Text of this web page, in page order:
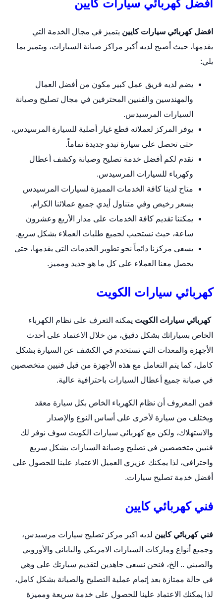
افضل كهربائي سيارات كايين
افضل كهربائي سيارات كايين يتميز في مجال الخدمة التي
يقدمها، حيث أصبح لديه أكبر مراكز صيانة السيارات، ويتميز بما
يلي:
يضم لديه فريق عمل كبير مكون من أفضل العمال
والمهندسين والفنيين المحترفين في مجال تصليح وصيانة
السيارات المرسيدس.
يوفر المركز لعملائه قطع غيار أصلية للسيارة المرسيدس،
حتى تحصل على سيارة تبدو جديدة تماماً.
نقدم لكم أفضل خدمة تصليح وصيانة وكشف أعطال
وكهرباء للسيارات المرسيدس.
متاح لدينا كافة الخدمات المميزة لسيارات المرسيدس
بسعر رخيص وفي متناول أيدي جميع عملائنا الكرام.
يمكننا تقديم كافة الخدمات على مدار الأربع وعشرون
ساعة، حيث نستجيب لجميع طلبات العملاء بشكل سريع.
يسعى مركزنا دائماً نحو تطوير الخدمات التي يقدمها، حتى
يحصل معنا العملاء على كل ما هو جديد ومميز.
كهربائي سيارات الكويت
كهربائي سيارات الكويت يمكنه التعرف على نظام الكهرباء
الخاص بسياراتك بشكل دقيق، من خلال الاعتماد على أحدث
الأجهزة والمعدات التي تستخدم في الكشف عن السيارة بشكل
كامل، كما يتم التعامل مع هذه الأجهزة من قبل فنيين متخصصين
في صيانة جميع أعطال السيارات باحترافية عالية.
فمن المعروف أن نظام الكهرباء الخاص بكل سيارة معقد
ويختلف من سيارة لأخرى على أساس النوع والإصدار
والاستهلاك، ولكن مع كهربائي سيارات الكويت سوف نوفر لك
فنيين متخصصين في تصليح وصيانة السيارات بشكل سريع
واحترافي، لذا يمكنك عزيزي العميل الاعتماد علينا للحصول على
أفضل خدمة تصليح سيارات.
فني كهربائي كايين
فني كهربائي كايين لديه اكبر مركز تصليح سيارات مرسيدس،
وجميع أنواع وماركات السيارات الامريكي والياباني والأوروبي
والصيني .. الخ، فنحن نسعى جاهدين لتقديم سيارتك على وهي
في حالة ممتازة بعد إتمام عملية التصليح والصيانة بشكل كامل،
لذا يمكنك الاعتماد علينا للحصول على خدمة سريعة ومميزة